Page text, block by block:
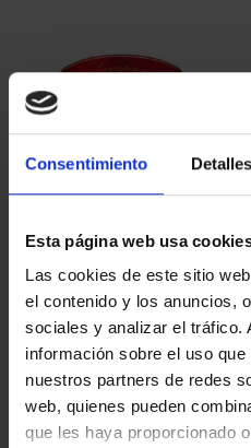
Consentimiento Detalles
Esta página web usa
Las cookies de este sitio
el contenido y los anuncios,
sociales y analizar el tráfico.
información sobre el uso
nuestros partners de redes
web, quienes pueden
que les haya proporcionado
SUSCRIPCIÓN
CAPITALES DE
PROVINCIA 1
949,00 €
Sólo para usuarios
registrados